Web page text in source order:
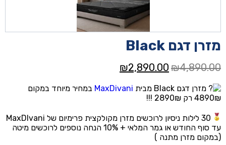
מזרן דגם Black
₪4,890.00
המחיר
היה:
₪4,890.00.
₪2,890.00
הוא:
מזרן דגם Black מבית MaxDivani במחיר מיוחד במקום
4890₪ רק 2890₪ !!!
30 לילות ניסיון לרוכשים מזרן מקולקצית פרימיום של MaxDIvani
עד סוף החודש או גמר המלאי + 10% הנחה נוספים לרוכשים מיטה
(במקום מזרן מתנה )